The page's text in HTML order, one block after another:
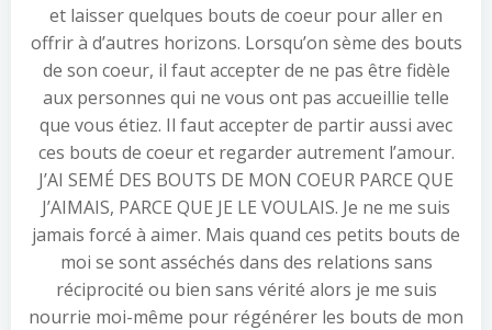
et laisser quelques bouts de coeur pour aller en
offrir à d’autres horizons. Lorsqu’on sème des bouts
de son coeur, il faut accepter de ne pas être fidèle
aux personnes qui ne vous ont pas accueillie telle
que vous étiez. Il faut accepter de partir aussi avec
ces bouts de coeur et regarder autrement l’amour.
J’AI SEMÉ DES BOUTS DE MON COEUR PARCE QUE
J’AIMAIS, PARCE QUE JE LE VOULAIS. Je ne me suis
jamais forcé à aimer. Mais quand ces petits bouts de
moi se sont asséchés dans des relations sans
réciprocité ou bien sans vérité alors je me suis
nourrie moi-même pour régénérer les bouts de mon